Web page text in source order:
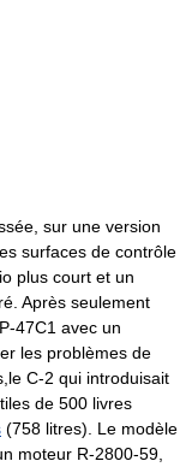
sur une version
surfaces de contrôle
plus court et un
Après seulement
47C1 avec un
les problèmes de
C-2 qui introduisait
de 500 livres
(758 litres). Le modèle
moteur R-2800-59,